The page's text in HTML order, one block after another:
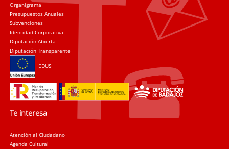
Organigrama
Presupuestos Anuales
Subvenciones
Identidad Corporativa
Diputación Abierta
Diputación Transparente
EDUSI
Te interesa
Atención al Ciudadano
Agenda Cultural